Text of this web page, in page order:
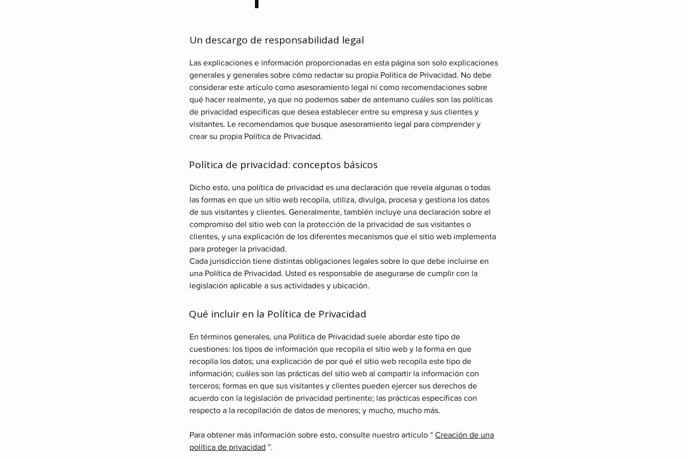
Un descargo de responsabilidad legal
Las explicaciones e información proporcionadas en esta página son solo explicaciones
generales y generales sobre cómo redactar su propia Política de Privacidad. No debe
considerar este artículo como asesoramiento legal ni como recomendaciones sobre
qué hacer realmente, ya que no podemos saber de antemano cuáles son las políticas
de privacidad específicas que desea establecer entre su empresa y sus clientes y
visitantes. Le recomendamos que busque asesoramiento legal para comprender y
crear su propia Política de Privacidad.
Política de privacidad: conceptos básicos
Dicho esto, una política de privacidad es una declaración que revela algunas o todas
las formas en que un sitio web recopila, utiliza, divulga, procesa y gestiona los datos
de sus visitantes y clientes. Generalmente, también incluye una declaración sobre el
compromiso del sitio web con la protección de la privacidad de sus visitantes o
clientes, y una explicación de los diferentes mecanismos que el sitio web implementa
para proteger la privacidad.
Cada jurisdicción tiene distintas obligaciones legales sobre lo que debe incluirse en
una Política de Privacidad. Usted es responsable de asegurarse de cumplir con la
legislación aplicable a sus actividades y ubicación.
Qué incluir en la Política de Privacidad
En términos generales, una Política de Privacidad suele abordar este tipo de
cuestiones: los tipos de información que recopila el sitio web y la forma en que
recopila los datos; una explicación de por qué el sitio web recopila este tipo de
información; cuáles son las prácticas del sitio web al compartir la información con
terceros; formas en que sus visitantes y clientes pueden ejercer sus derechos de
acuerdo con la legislación de privacidad pertinente; las prácticas específicas con
respecto a la recopilación de datos de menores; y mucho, mucho más.
Para obtener más información sobre esto, consulte nuestro artículo “ Creación de una
política de privacidad ”.